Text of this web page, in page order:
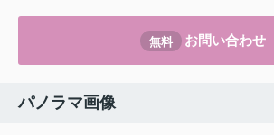
無料 お問い合わせ
パノラマ画像